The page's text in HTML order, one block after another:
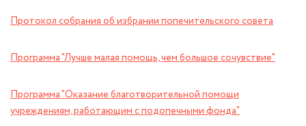
Протокол собрания об избрании попечительского совета
Программа "Лучше малая помощь, чем большое сочувствие"
Программа "Оказание благотворительной помощи
учреждениям, работающим с подопечными фонда"